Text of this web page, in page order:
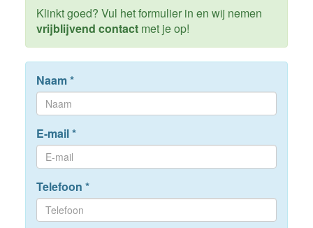
Klinkt goed? Vul het formulier in en wij nemen
vrijblijvend contactmet je op!
Naam*
E-mail*
Telefoon *